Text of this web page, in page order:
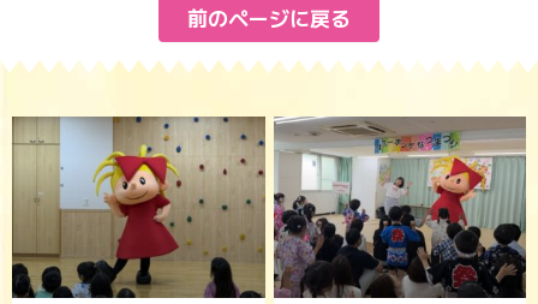
前のページに戻る